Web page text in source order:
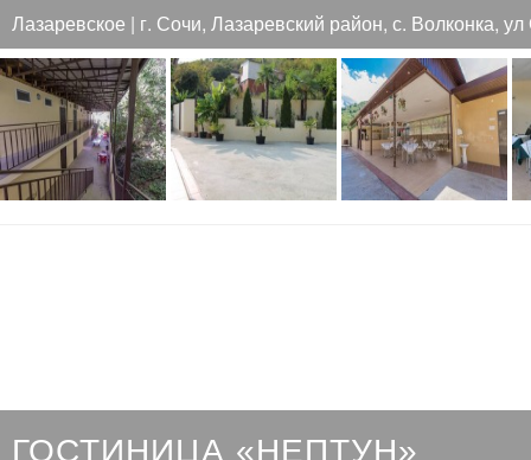
Лазаревское | г. Сочи, Лазаревский район, с. Волконка,
ГОСТИНИЦА «НЕПТУН»